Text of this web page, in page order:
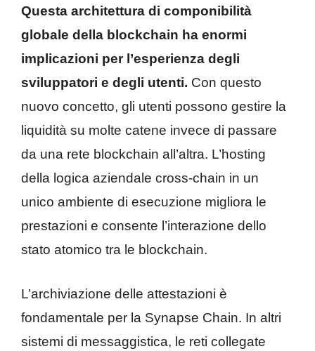
Questa architettura di componibilità
globale della blockchain ha enormi
implicazioni per l’esperienza degli
sviluppatori e degli utenti. Con questo
nuovo concetto, gli utenti possono gestire la
liquidità su molte catene invece di passare
da una rete blockchain all’altra. L’hosting
della logica aziendale cross-chain in un
unico ambiente di esecuzione migliora le
prestazioni e consente l’interazione dello
stato atomico tra le blockchain.
L’archiviazione delle attestazioni è
fondamentale per la Synapse Chain. In altri
sistemi di messaggistica, le reti collegate